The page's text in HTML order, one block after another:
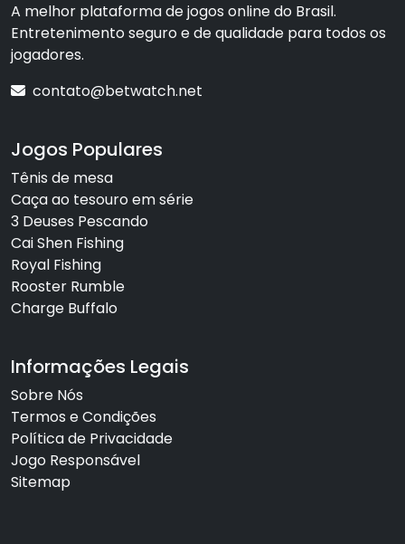
A melhor plataforma de jogos online do Brasil.
Entretenimento seguro e de qualidade para todos os
jogadores.
contato@betwatch.net
Jogos Populares
Tênis de mesa
Caça ao tesouro em série
3 Deuses Pescando
Cai Shen Fishing
Royal Fishing
Rooster Rumble
Charge Buffalo
Informações Legais
Sobre Nós
Termos e Condições
Política de Privacidade
Jogo Responsável
Sitemap